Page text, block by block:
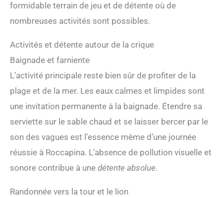
formidable terrain de jeu et de détente où de
nombreuses activités sont possibles.
Activités et détente autour de la crique
Baignade et farniente
L’activité principale reste bien sûr de profiter de la
plage et de la mer. Les eaux calmes et limpides sont
une invitation permanente à la baignade. Étendre sa
serviette sur le sable chaud et se laisser bercer par le
son des vagues est l’essence même d’une journée
réussie à Roccapina. L’absence de pollution visuelle et
sonore contribue à une détente absolue.
Randonnée vers la tour et le lion